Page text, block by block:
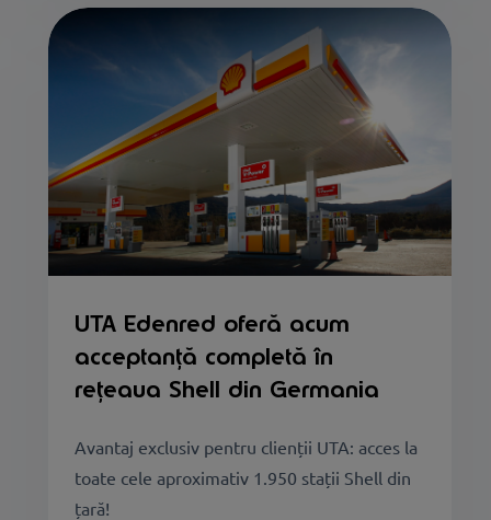
UTA Edenred oferă acum
acceptanță completă în
rețeaua Shell din Germania
Avantaj exclusiv pentru clienții UTA: acces la
toate cele aproximativ 1.950 stații Shell din
țară!